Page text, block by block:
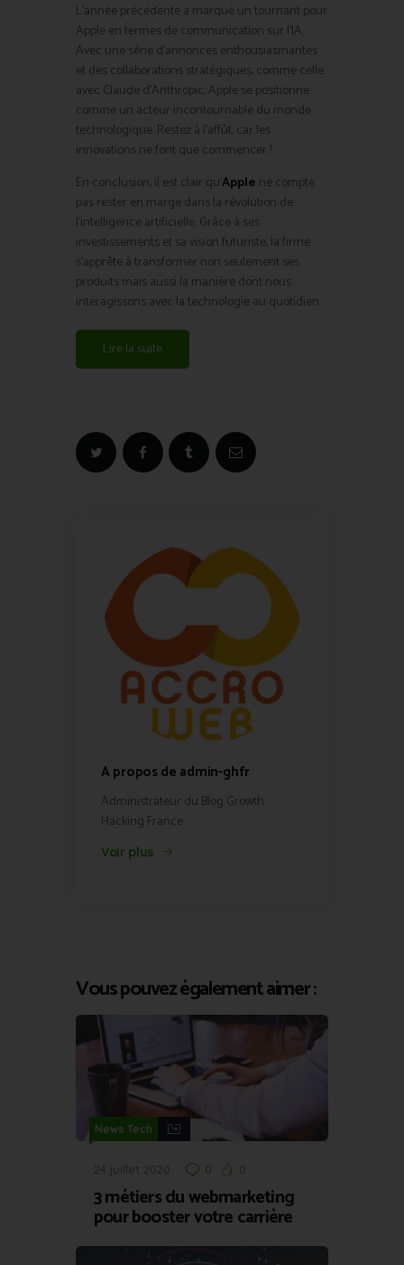
L’année précédente a marqué un tournant pour
Apple en termes de communication sur l’IA.
Avec une série d’annonces enthousiasmantes
et des collaborations stratégiques, comme celle
avec Claude d’Anthropic, Apple se positionne
comme un acteur incontournable du monde
technologique. Restez à l’affût, car les
innovations ne font que commencer !
En conclusion, il est clair qu’Apple ne compte
pas rester en marge dans la révolution de
l’intelligence artificielle. Grâce à ses
investissements et sa vision futuriste, la firme
s’apprête à transformer non seulement ses
produits mais aussi la manière dont nous
interagissons avec la technologie au quotidien.
Lire la suite
A propos de admin-ghfr
Administrateur du Blog Growth
Hacking France
Voir plus
Vous pouvez également aimer :
News Tech
24 juillet 2020 0 0
3 métiers du webmarketing
pour booster votre carrière